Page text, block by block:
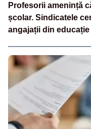
Profesorii amenință
școlar. Sindicatele
angajații din educație